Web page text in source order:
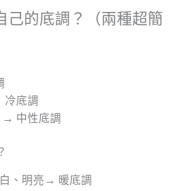
己的底調？（兩種超簡
底調
→ 中性底調
、明亮→ 暖底調